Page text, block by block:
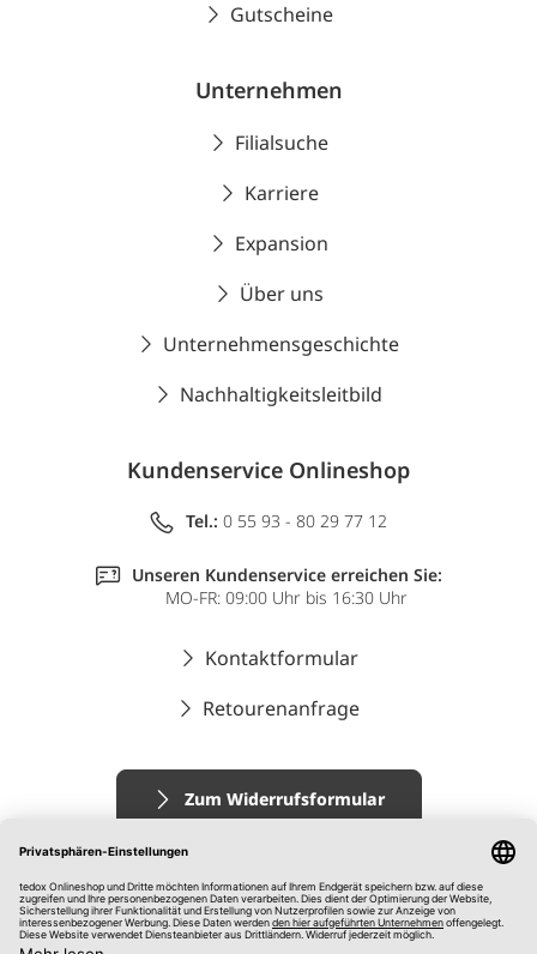
Gutscheine
Unternehmen
Filialsuche
Karriere
Expansion
Über uns
Unternehmensgeschichte
Nachhaltigkeitsleitbild
Kundenservice Onlineshop
Tel.: 0 55 93 - 80 29 77 12
Unseren Kundenservice erreichen Sie:
MO-FR: 09:00 Uhr bis 16:30 Uhr
Kontaktformular
Retourenanfrage
Zum Widerrufsformular
Impressum
AGB